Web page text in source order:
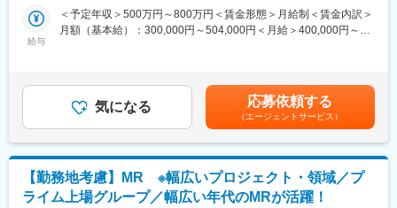
■当社の魅力
析、マーケティングなど多角的にヘルスケアのプロフェッショナ
ル人材を育成する研修制度を整備しています。
・充実の待遇：同業他社の中でも平均給与の高さや日当の支給の
就業が可能です。
・豊富なキャリアップ・スキルアップの機会：ヘルスケア業界を
取り巻く環境変化に対し、当社はグローバルで培った様々なデー
タベース、ネットワークで多様なニーズにこたえるサービス展開
用情報を収集を行っていただきます。
・新薬のプロモーション
※プロジェクトマネージャー（PM）、スーパーバイザー(SV)よ
り、日々の活動についてフォローを受けられる環境です。全国に
SVを配置し、素早くフォローができる体制をとっています。
■中途入社社員の年収例：
・入社3年目（MR経験者）28歳：642万（月給＋日当＋住宅手
当）
・入社5年目（MR経験者）33歳：712万（月給＋日当＋住宅手
給与
＜予定年収＞500万円～800万円＜賃金形態＞月給制＜賃金内訳＞
月額（基本給）：300,000円～504,000円＜月給＞400,000円～
す。※その他の手当は「待遇・福利厚生」欄をご参照ください。昇
給：年1回★頑張りに応じて年収UP★赴任先の評価次第で大幅に
年収をUPできます。（年2回業績給改定）賃金はあくまでも目安
の金額であり、選考を通じて上下する可能性があります。月給(月
額)は固定手当を含めた表記です。
気になる 応募依頼する
（エージェントサービス）
【勤務地考慮】MR ※幅広いプロジェクト・領域／プ
ライム上場グループ／幅広い年代のMRが活躍！